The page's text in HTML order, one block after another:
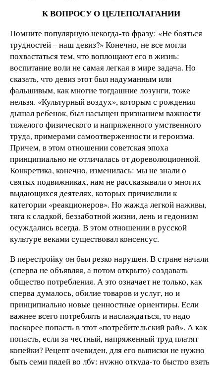
К ВОПРОСУ О ЦЕЛЕПОЛАГАНИИ
Помните популярную некогда-то фразу: «Не бояться
трудностей – наш девиз?» Конечно, не все могли
похвастаться тем, что воплощают его в жизнь:
воспитание воли не самая легкая в мире задача. Но
сказать, что девиз этот был надуманным или
фальшивым, как многие тогдашние лозунги, тоже
нельзя. «Культурный воздух», которым с рождения
дышал ребенок, был насыщен признанием важности
тяжелого физического и напряженного умственного
труда, примерами самоотверженности и героизма.
Причем, в этом отношении советская эпоха
принципиально не отличалась от дореволюционной.
Конкретика, конечно, изменилась: мы не знали о
святых подвижниках, нам не рассказывали о многих
выдающихся деятелях, которых причислили к
категории «реакционеров». Но жажда легкой наживы,
тяга к сладкой, беззаботной жизни, лень и гедонизм
осуждались всегда. В этом отношении в русской
культуре веками существовал консенсус.
В перестройку он был резко нарушен. В стране начали
(сперва не объявляя, а потом открыто) создавать
общество потребления. А это означает не только, как
сперва думалось, обилие товаров и услуг, но и
принципиально новые ценностные ориентиры. Если
важнее всего потреблять и наслаждаться, то надо
поскорее попасть в этот «потребительский рай». А как
попасть, если за честный, напряженный труд платят
копейки? Рецепт очевиден, для его выписки не нужно
быть семи пядей во лбу: нужно откуда-то быстро взять